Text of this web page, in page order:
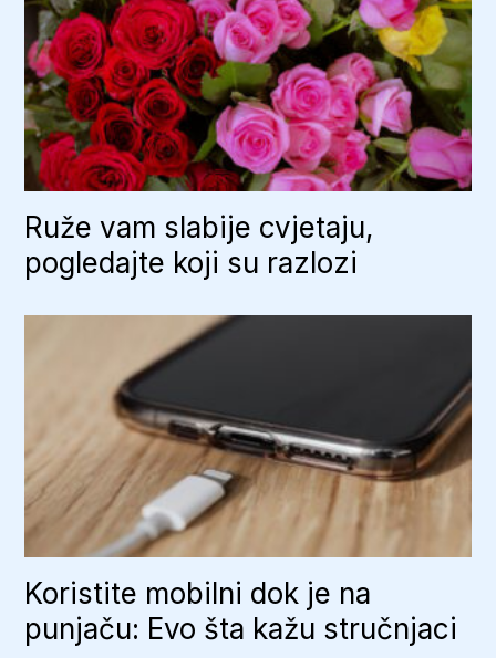
Ruže vam slabije cvjetaju,
pogledajte koji su razlozi
Koristite mobilni dok je na
punjaču: Evo šta kažu stručnjaci